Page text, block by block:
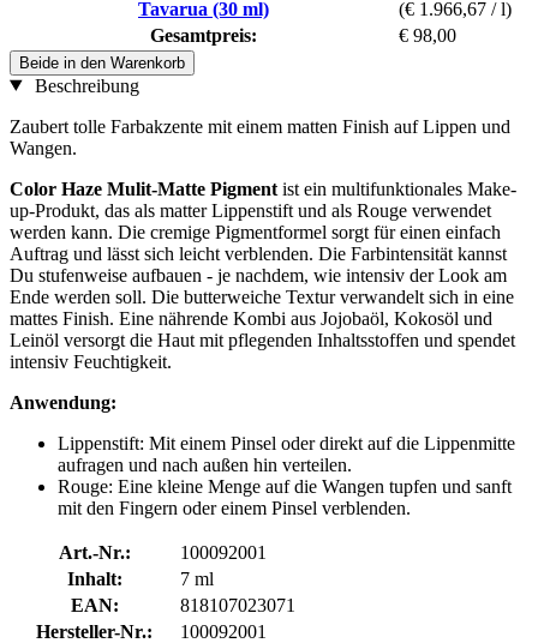
Tavarua (30 ml)
(€ 1.966,67 / l)
Gesamtpreis:
€ 98,00
Beide in den Warenkorb
Beschreibung
Zaubert tolle Farbakzente mit einem matten Finish auf Lippen und
Wangen.
Color Haze Mulit-Matte Pigment ist ein multifunktionales Make-
up-Produkt, das als matter Lippenstift und als Rouge verwendet
werden kann. Die cremige Pigmentformel sorgt für einen einfach
Auftrag und lässt sich leicht verblenden. Die Farbintensität kannst
Du stufenweise aufbauen - je nachdem, wie intensiv der Look am
Ende werden soll. Die butterweiche Textur verwandelt sich in eine
mattes Finish. Eine nährende Kombi aus Jojobaöl, Kokosöl und
Leinöl versorgt die Haut mit pflegenden Inhaltsstoffen und spendet
intensiv Feuchtigkeit.
Anwendung:
Lippenstift: Mit einem Pinsel oder direkt auf die Lippenmitte
aufragen und nach außen hin verteilen.
Rouge: Eine kleine Menge auf die Wangen tupfen und sanft
mit den Fingern oder einem Pinsel verblenden.
Art.-Nr.:
100092001
Inhalt:
7 ml
EAN:
818107023071
Hersteller-Nr.:
100092001